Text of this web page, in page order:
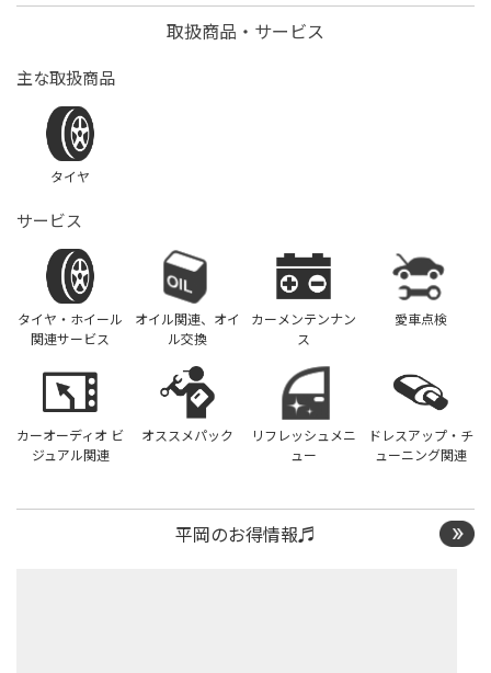
取扱商品・サービス
主な取扱商品
タイヤ
サービス
タイヤ・ホイール
関連サービス
オイル関連、オイ
ル交換
カーメンテンナン
ス
愛車点検
カーオーディオ ビ
ジュアル関連
オススメパック
リフレッシュメニ
ュー
ドレスアップ・チ
ューニング関連
平岡のお得情報♬